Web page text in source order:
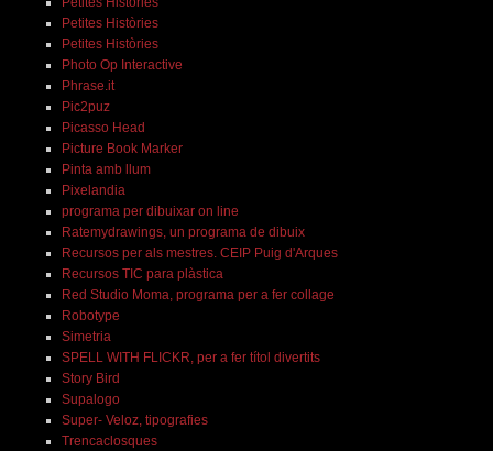
Petites Històries
Petites Històries
Photo Op Interactive
Phrase.it
Pic2puz
Picasso Head
Picture Book Marker
Pinta amb llum
Pixelandia
programa per dibuixar on line
Ratemydrawings, un programa de dibuix
Recursos per als mestres. CEIP Puig d'Arques
Recursos TIC para plàstica
Red Studio Moma, programa per a fer collage
Robotype
Simetria
SPELL WITH FLICKR, per a fer títol divertits
Story Bird
Supalogo
Super- Veloz, tipografies
Trencaclosques